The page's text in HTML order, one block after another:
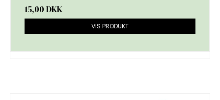
15,00 DKK
VIS PRODUKT